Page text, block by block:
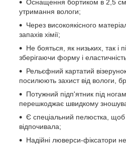
Оснащення бортиком в 2,5
утримання вологи;
Через високоякісного
запахів хімії;
Не бояться, як низьких, так і
зберігаючи форму і
Рельєфний картатий
посилюють захист від вологи,
Потужний підп'ятник під
перешкоджає швидкому
Є спеціальний пелюстка, щоб
відпочивала;
Надійні люверси-фіксатори